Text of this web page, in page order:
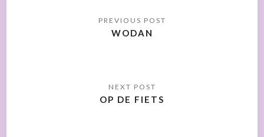
WODAN
OP DE FIETS